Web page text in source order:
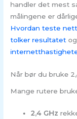
handler det mest
målingene er
Hvordan teste
tolker resultatet og
Når bør du bruke
Mange rutere
2,4 GHz